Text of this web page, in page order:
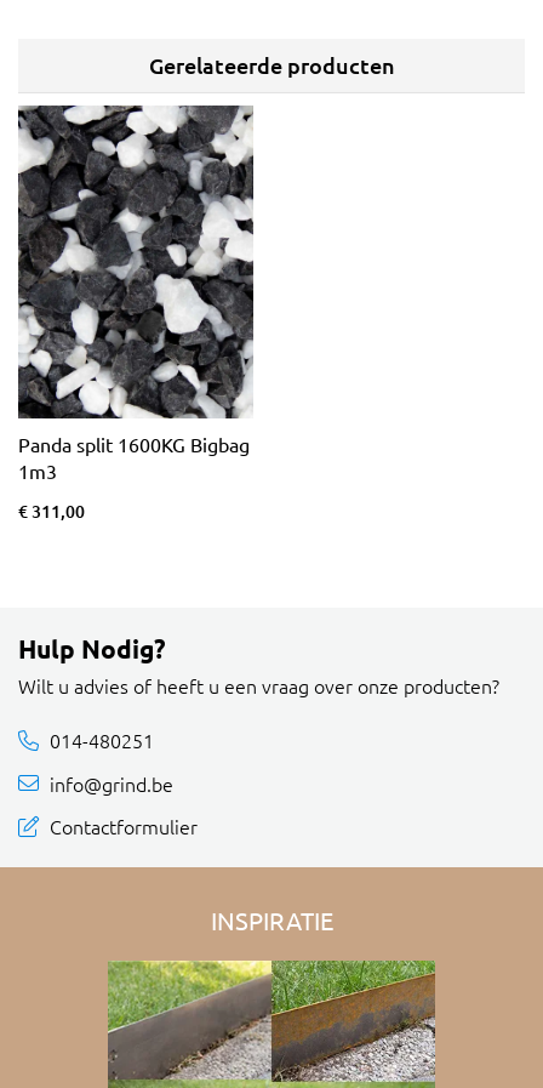
Gerelateerde producten
Panda split 1600KG Bigbag
1m3
€ 311,00
Hulp Nodig?
Wilt u advies of heeft u een vraag over onze producten?
014-480251
info@grind.be
Contactformulier
INSPIRATIE